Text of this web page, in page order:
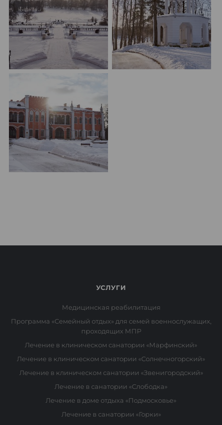
УСЛУГИ
Медицинская реабилитация
Программа «Семейный отдых» для семей военнослужащих,
проходящих МПР
Лечение в клиническом санатории «Марфинский»
Лечение в клиническом санатории «Солнечногорский»
Лечение в клиническом санатории «Звенигородский»
Лечение в санатории «Слободка»
Лечение в доме отдыха «Подмосковье»
Лечение в санатории «Горки»